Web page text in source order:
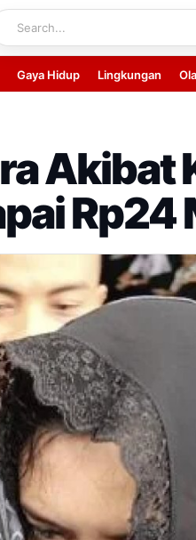
Gaya Hidup Lingkungan
Akibat
Rp24